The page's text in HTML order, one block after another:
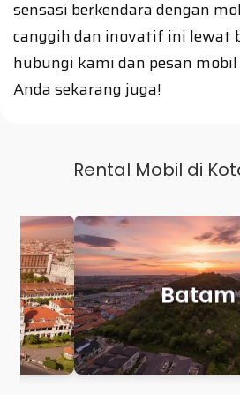
sensasi berkendara dengan
canggih dan inovatif ini lewat
hubungi kami dan pesan
Anda sekarang juga!
Rental Mobil di
Makassar